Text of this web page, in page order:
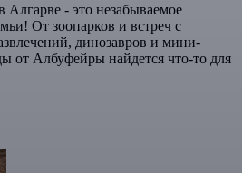
Алгарве - это незабываемое
От зоопарков и встреч с
динозавров и мини-
от Албуфейры найдется что-то для